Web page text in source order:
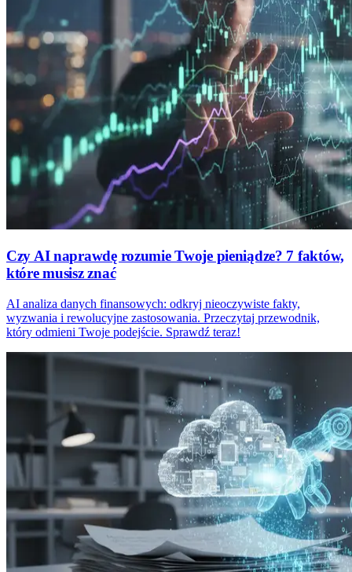
Czy AI naprawdę rozumie Twoje pieniądze? 7 faktów,
które musisz znać
AI analiza danych finansowych: odkryj nieoczywiste fakty,
wyzwania i rewolucyjne zastosowania. Przeczytaj przewodnik,
który odmieni Twoje podejście. Sprawdź teraz!